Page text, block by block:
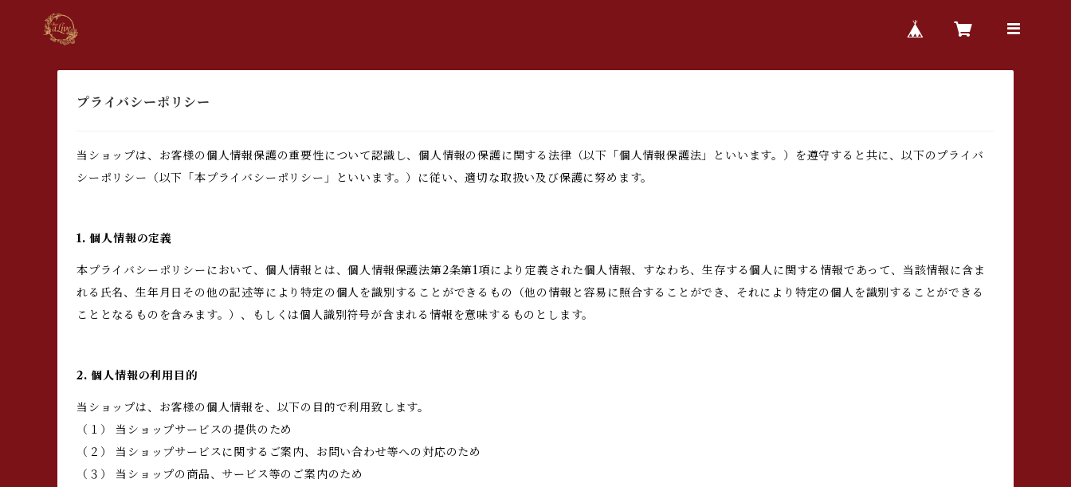
プライバシーポリシー
当ショップは、お客様の個人情報保護の重要性について認識し、個人情報の保護に関する法律（以下「個人情報保護法」といいます。）を遵守すると共に、以下のプライバ
シーポリシー（以下「本プライバシーポリシー」といいます。）に従い、適切な取扱い及び保護に努めます。
1. 個人情報の定義
本プライバシーポリシーにおいて、個人情報とは、個人情報保護法第2条第1項により定義された個人情報、すなわち、生存する個人に関する情報であって、当該情報に含ま
れる氏名、生年月日その他の記述等により特定の個人を識別することができるもの（他の情報と容易に照合することができ、それにより特定の個人を識別することができる
こととなるものを含みます。）、もしくは個人識別符号が含まれる情報を意味するものとします。
2. 個人情報の利用目的
当ショップは、お客様の個人情報を、以下の目的で利用致します。
（１） 当ショップサービスの提供のため
（２） 当ショップサービスに関するご案内、お問い合わせ等への対応のため
（３） 当ショップの商品、サービス等のご案内のため